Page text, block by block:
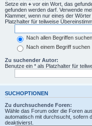
Setze ein + vor ein Wort, das
gefunden werden darf. Verwende
Klammer, wenn nur eines der
Platzhalter für teilweise
Nach allen Begriffen
Nach einem Begriff suchen
Zu suchender Autor:
Benutze ein * als Platzhalter für
SUCHOPTIONEN
Zu durchsuchende Foren:
Wähle das Forum oder die Foren
automatisch mit durchsucht, sofern
deaktivierst.